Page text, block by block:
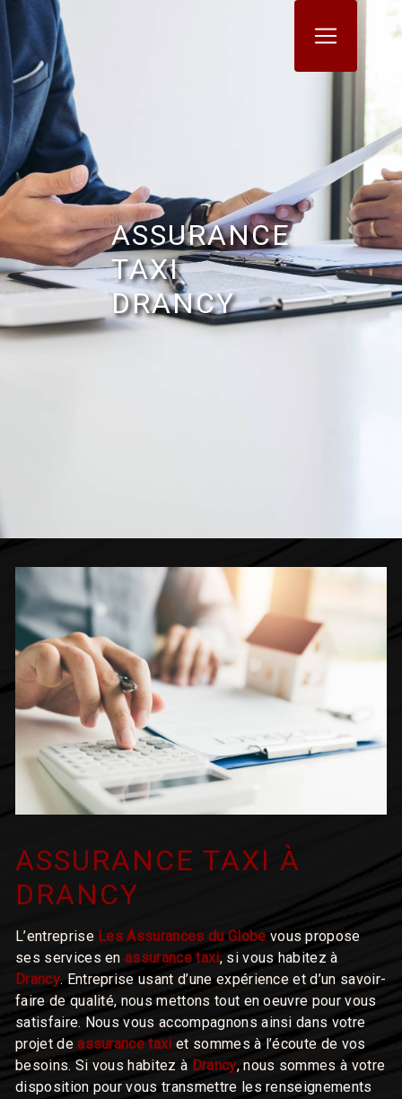
ASSURANCE
TAXI
DRANCY
ASSURANCE TAXI À
DRANCY
L’entreprise Les Assurances du Globe vous propose
ses services enassurance taxi, si vous habitez à
Drancy. Entreprise usant d’une expérience et d’un savoir-
faire de qualité, nous mettons tout en oeuvre pour vous
satisfaire. Nous vous accompagnons ainsi dans votre
projet deassurance taxi et sommes à l’écoute de vos
besoins. Si vous habitez à Drancy, nous sommes à votre
disposition pour vous transmettre les renseignements
Panneau de gestion des cookies